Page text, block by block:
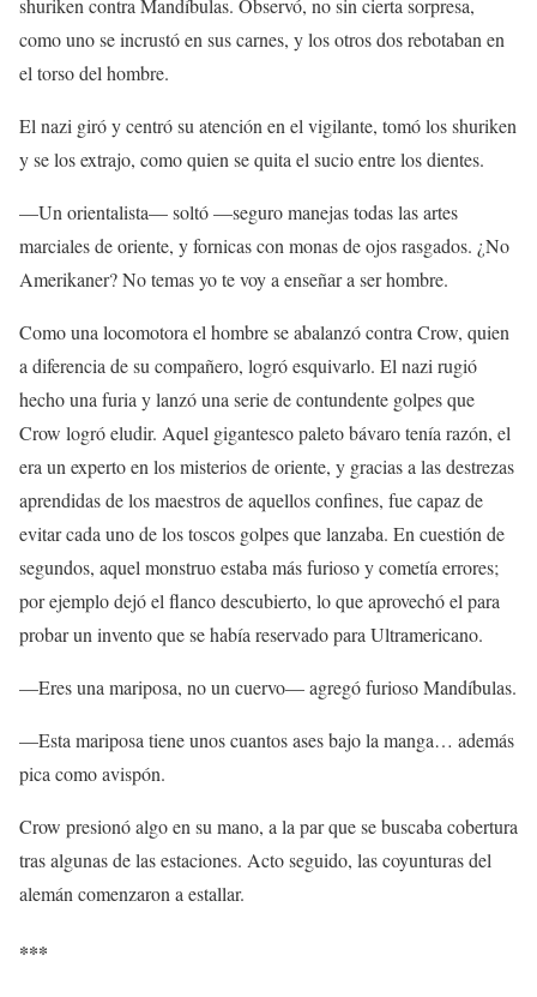
como uno se incrustó en sus carnes, y los otros dos rebotaban en
el torso del hombre.
El nazi giró y centró su atención en el vigilante, tomó los shuriken
y se los extrajo, como quien se quita el sucio entre los dientes.
—Un orientalista— soltó —seguro manejas todas las artes
marciales de oriente, y fornicas con monas de ojos rasgados. ¿No
Amerikaner? No temas yo te voy a enseñar a ser hombre.
Como una locomotora el hombre se abalanzó contra Crow, quien
a diferencia de su compañero, logró esquivarlo. El nazi rugió
hecho una furia y lanzó una serie de contundente golpes que
Crow logró eludir. Aquel gigantesco paleto bávaro tenía razón, el
era un experto en los misterios de oriente, y gracias a las destrezas
aprendidas de los maestros de aquellos confines, fue capaz de
evitar cada uno de los toscos golpes que lanzaba. En cuestión de
segundos, aquel monstruo estaba más furioso y cometía errores;
por ejemplo dejó el flanco descubierto, lo que aprovechó el para
probar un invento que se había reservado para Ultramericano.
—Eres una mariposa, no un cuervo— agregó furioso Mandíbulas.
—Esta mariposa tiene unos cuantos ases bajo la manga… además
pica como avispón.
Crow presionó algo en su mano, a la par que se buscaba cobertura
tras algunas de las estaciones. Acto seguido, las coyunturas del
alemán comenzaron a estallar.
***